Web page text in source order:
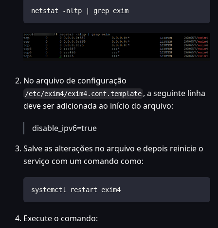
netstat -nltp | grep exim
No arquivo de configuração
/etc/exim4/exim4.conf.template , a seguinte linha
deve ser adicionada ao início do arquivo:
disable_ipv6=true
Salve as alterações no arquivo e depois reinicie o
serviço com um comando como:
systemctl restart exim4
Execute o comando: